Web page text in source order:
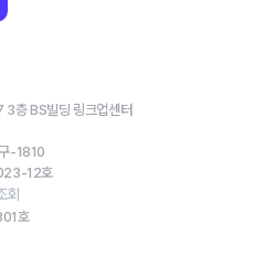
3층 BS빌딩 링크업센터
-1810
12호
회
호